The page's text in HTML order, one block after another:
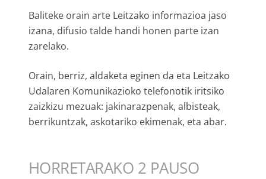
Baliteke orain arte Leitzako informazioa jaso
izana, difusio talde handi honen parte izan
zarelako.
Orain, berriz, aldaketa eginen da eta Leitzako
Udalaren Komunikazioko telefonotik iritsiko
zaizkizu mezuak: jakinarazpenak, albisteak,
berrikuntzak, askotariko ekimenak, eta abar.
HORRETARAKO 2 PAUSO